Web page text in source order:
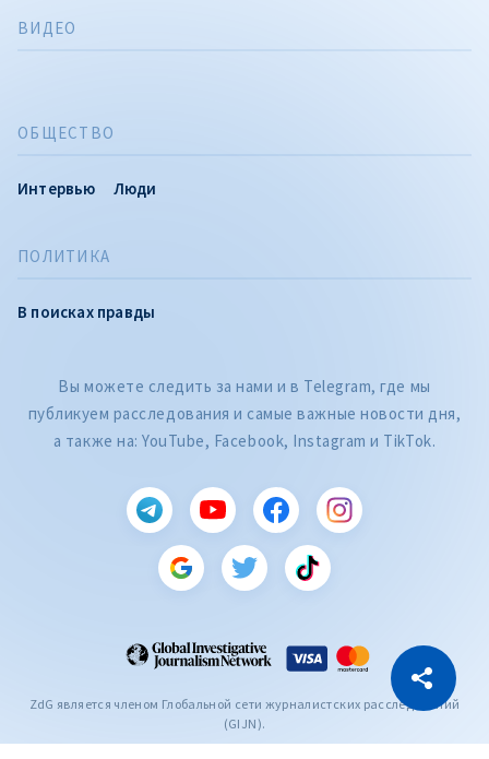
Скопировать ссылку
ПОЛИТИКА
В поисках правды
ОБЩЕСТВО
Интервью Люди
ВИДЕО
Вы можете следить за нами и в Telegram, где мы
публикуем расследования и самые важные новости дня,
а также на: YouTube, Facebook, Instagram и TikTok.
ZdG является членом Глобальной сети журналистских расследований
(GIJN).
CITEȘTE